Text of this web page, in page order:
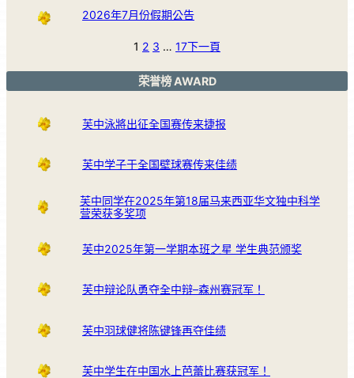
2026年7月份假期公告
1 2 3 … 17下一頁
荣誉榜 AWARD
芙中泳將出征全国赛传来捷报
芙中学子于全国壁球赛传来佳绩
芙中同学在2025年第18届马来西亚华文独中科学
营荣获多奖项
芙中2025年第一学期本班之星 学生典范颁奖
芙中辩论队勇夺全中辩–森州赛冠军！
芙中羽球健将陈键锋再夺佳绩
芙中学生在中国水上芭蕾比赛获冠军！